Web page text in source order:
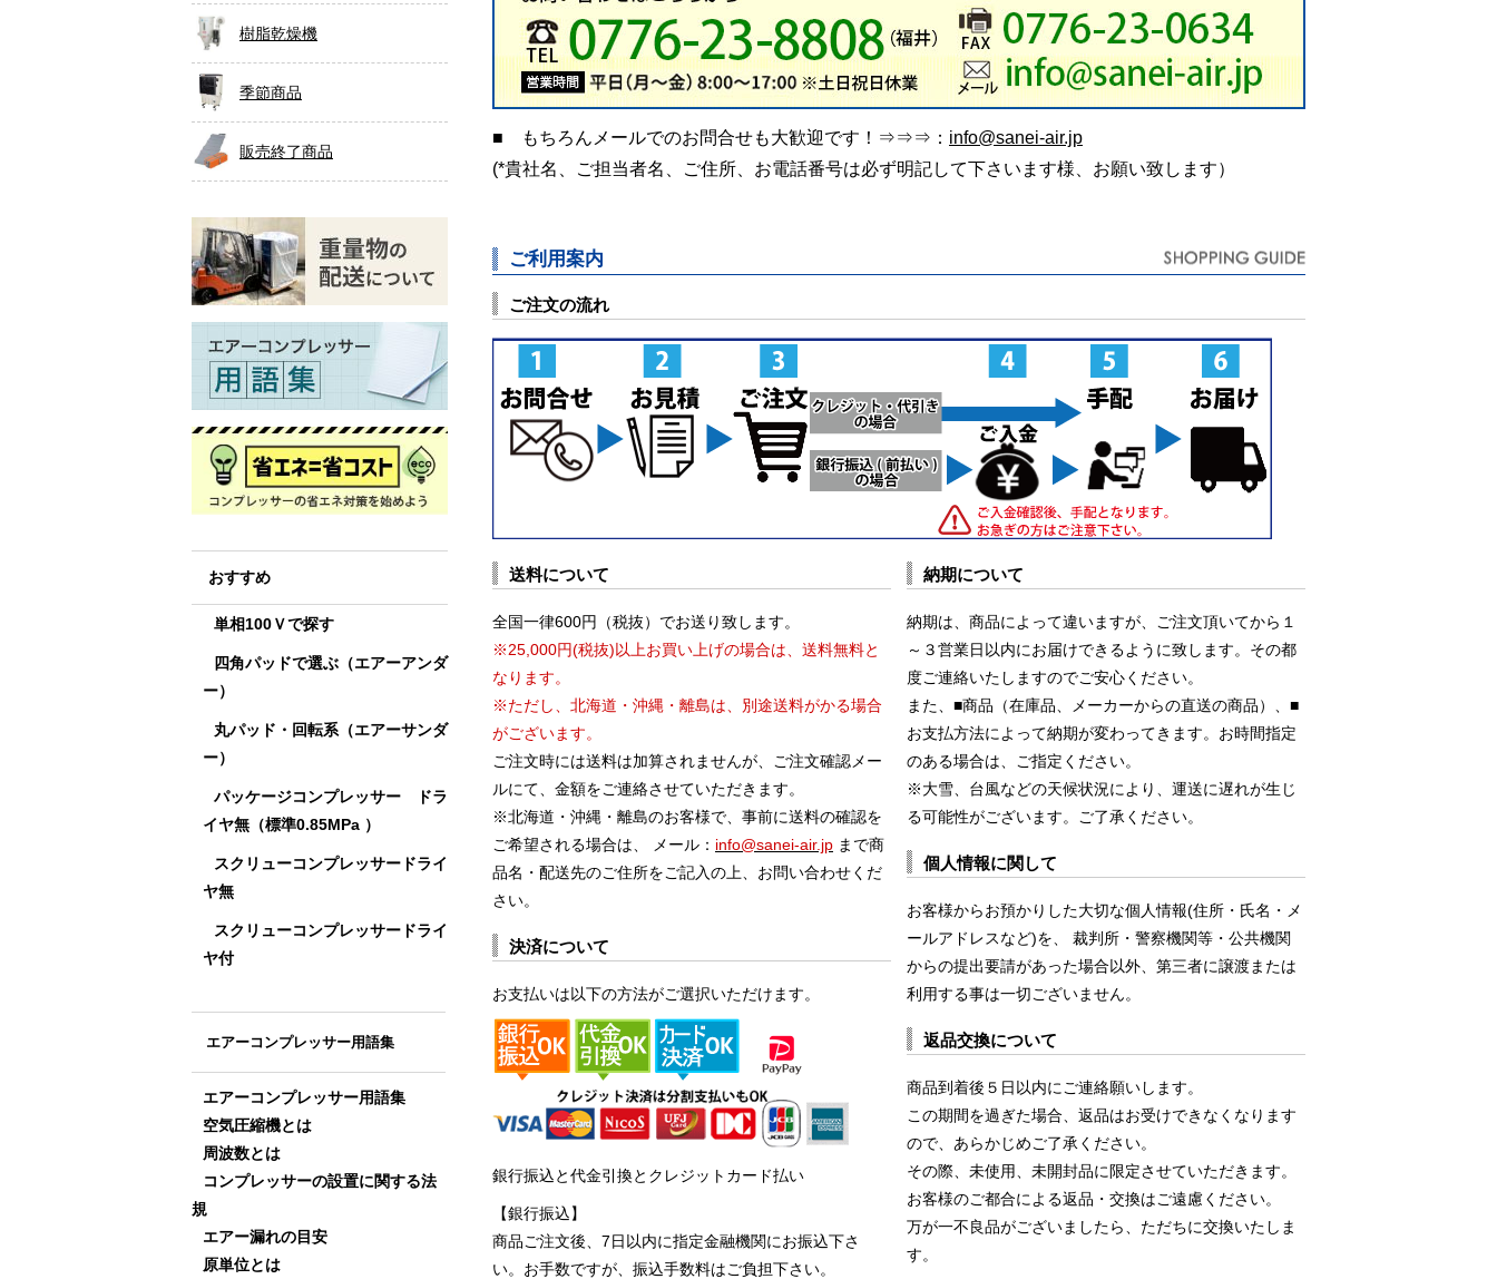
■ もちろんメールでのお問合せも大歓迎です！⇒⇒⇒： info@sanei-air.jp
(*貴社名、ご担当者名、ご住所、お電話番号は必ず明記して下さいます様、お願い致します）
ご利用案内
ご注文の流れ
送料について
全国一律600円（税抜）でお送り致します。
※25,000円(税抜)以上お買い上げの場合は、送料無料と
なります。
※ただし、北海道・沖縄・離島は、別途送料がかる場合
がございます。
ご注文時には送料は加算されませんが、ご注文確認メー
ルにて、金額をご連絡させていただきます。
※北海道・沖縄・離島のお客様で、事前に送料の確認を
ご希望される場合は、 メール： info@sanei-air.jp まで商
品名・配送先のご住所をご記入の上、お問い合わせくだ
さい。
決済について
お支払いは以下の方法がご選択いただけます。
銀行振込と代金引換とクレジットカード払い
【銀行振込】
商品ご注文後、7日以内に指定金融機関にお振込下さ
い。お手数ですが、振込手数料はご負担下さい。
納期について
納期は、商品によって違いますが、ご注文頂いてから１
～３営業日以内にお届けできるように致します。その都
度ご連絡いたしますのでご安心ください。
また、■商品（在庫品、メーカーからの直送の商品）、■
お支払方法によって納期が変わってきます。お時間指定
のある場合は、ご指定ください。
※大雪、台風などの天候状況により、運送に遅れが生じ
る可能性がございます。ご了承ください。
個人情報に関して
お客様からお預かりした大切な個人情報(住所・氏名・メ
ールアドレスなど)を、 裁判所・警察機関等・公共機関
からの提出要請があった場合以外、第三者に譲渡または
利用する事は一切ございません。
返品交換について
商品到着後５日以内にご連絡願いします。
この期間を過ぎた場合、返品はお受けできなくなります
ので、あらかじめご了承ください。
その際、未使用、未開封品に限定させていただきます。
お客様のご都合による返品・交換はご遠慮ください。
万が一不良品がございましたら、ただちに交換いたしま
す。
樹脂乾燥機
季節商品
販売終了商品
おすすめ
単相100Ｖで探す
四角パッドで選ぶ（エアーアンダ
ー）
丸パッド・回転系（エアーサンダ
ー）
パッケージコンプレッサー ドラ
イヤ無（標準0.85MPa ）
スクリューコンプレッサードライ
ヤ無
スクリューコンプレッサードライ
ヤ付
エアーコンプレッサー用語集
エアーコンプレッサー用語集
空気圧縮機とは
周波数とは
コンプレッサーの設置に関する法
規
エアー漏れの目安
原単位とは